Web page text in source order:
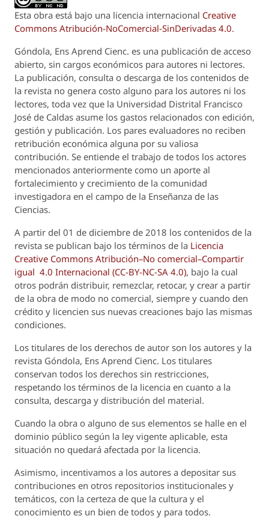
Esta obra está bajo una licencia internacional Creative
Commons Atribución-NoComercial-SinDerivadas 4.0.
Góndola, Ens Aprend Cienc. es una publicación de acceso
abierto, sin cargos económicos para autores ni lectores.
La publicación, consulta o descarga de los contenidos de
la revista no genera costo alguno para los autores ni los
lectores, toda vez que la Universidad Distrital Francisco
José de Caldas asume los gastos relacionados con edición,
gestión y publicación. Los pares evaluadores no reciben
retribución económica alguna por su valiosa
contribución. Se entiende el trabajo de todos los actores
mencionados anteriormente como un aporte al
fortalecimiento y crecimiento de la comunidad
investigadora en el campo de la Enseñanza de las
Ciencias.
A partir del 01 de diciembre de 2018 los contenidos de la
revista se publican bajo los términos de la Licencia
Creative Commons Atribución–No comercial–Compartir
igual 4.0 Internacional (CC-BY-NC-SA 4.0), bajo la cual
otros podrán distribuir, remezclar, retocar, y crear a partir
de la obra de modo no comercial, siempre y cuando den
crédito y licencien sus nuevas creaciones bajo las mismas
condiciones.
Los titulares de los derechos de autor son los autores y la
revista Góndola, Ens Aprend Cienc. Los titulares
conservan todos los derechos sin restricciones,
respetando los términos de la licencia en cuanto a la
consulta, descarga y distribución del material.
Cuando la obra o alguno de sus elementos se halle en el
dominio público según la ley vigente aplicable, esta
situación no quedará afectada por la licencia.
Asimismo, incentivamos a los autores a depositar sus
contribuciones en otros repositorios institucionales y
temáticos, con la certeza de que la cultura y el
conocimiento es un bien de todos y para todos.